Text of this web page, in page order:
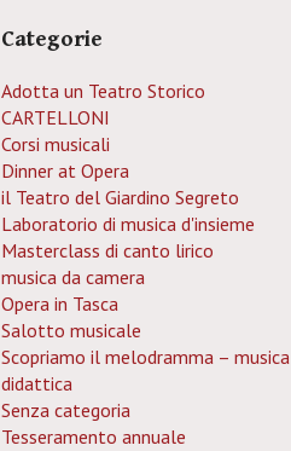
Categorie
Adotta un Teatro Storico
CARTELLONI
Corsi musicali
Dinner at Opera
il Teatro del Giardino Segreto
Laboratorio di musica d'insieme
Masterclass di canto lirico
musica da camera
Opera in Tasca
Salotto musicale
Scopriamo il melodramma – musica
didattica
Senza categoria
Tesseramento annuale